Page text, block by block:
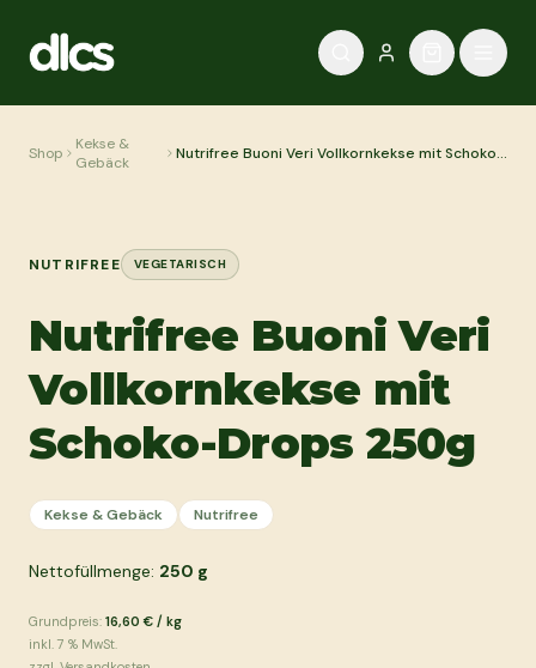
Shop
Kekse &
Gebäck
Nutrifree Buoni Veri Vollkornkekse mit Schoko-
NUTRIFREE VEGETARISCH
Nutrifree Buoni Veri
Vollkornkekse mit
Schoko-Drops 250g
Kekse & Gebäck Nutrifree
Nettofüllmenge: 250 g
Grundpreis: 16,60 € / kg
inkl. 7 % MwSt.